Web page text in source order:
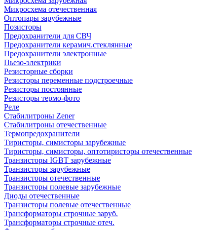
Микросхема отечественная
Оптопары зарубежные
Позисторы
Предохранители для СВЧ
Предохранители керамич.стеклянные
Предохранители электронные
Пьезо-электрики
Резисторные сборки
Резисторы переменные подстроечные
Резисторы постоянные
Резисторы термо-фото
Реле
Стабилитроны Zener
Стабилитроны отечественные
Термопредохранители
Тиристоры, симисторы зарубежные
Тиристоры, симисторы, оптотиристоры отечественные
Транзисторы IGBT зарубежные
Транзисторы зарубежные
Транзисторы отечественные
Транзисторы полевые зарубежные
Диоды отечественные
Транзисторы полевые отечественные
Трансформаторы строчные заруб.
Трансформаторы строчные отеч.